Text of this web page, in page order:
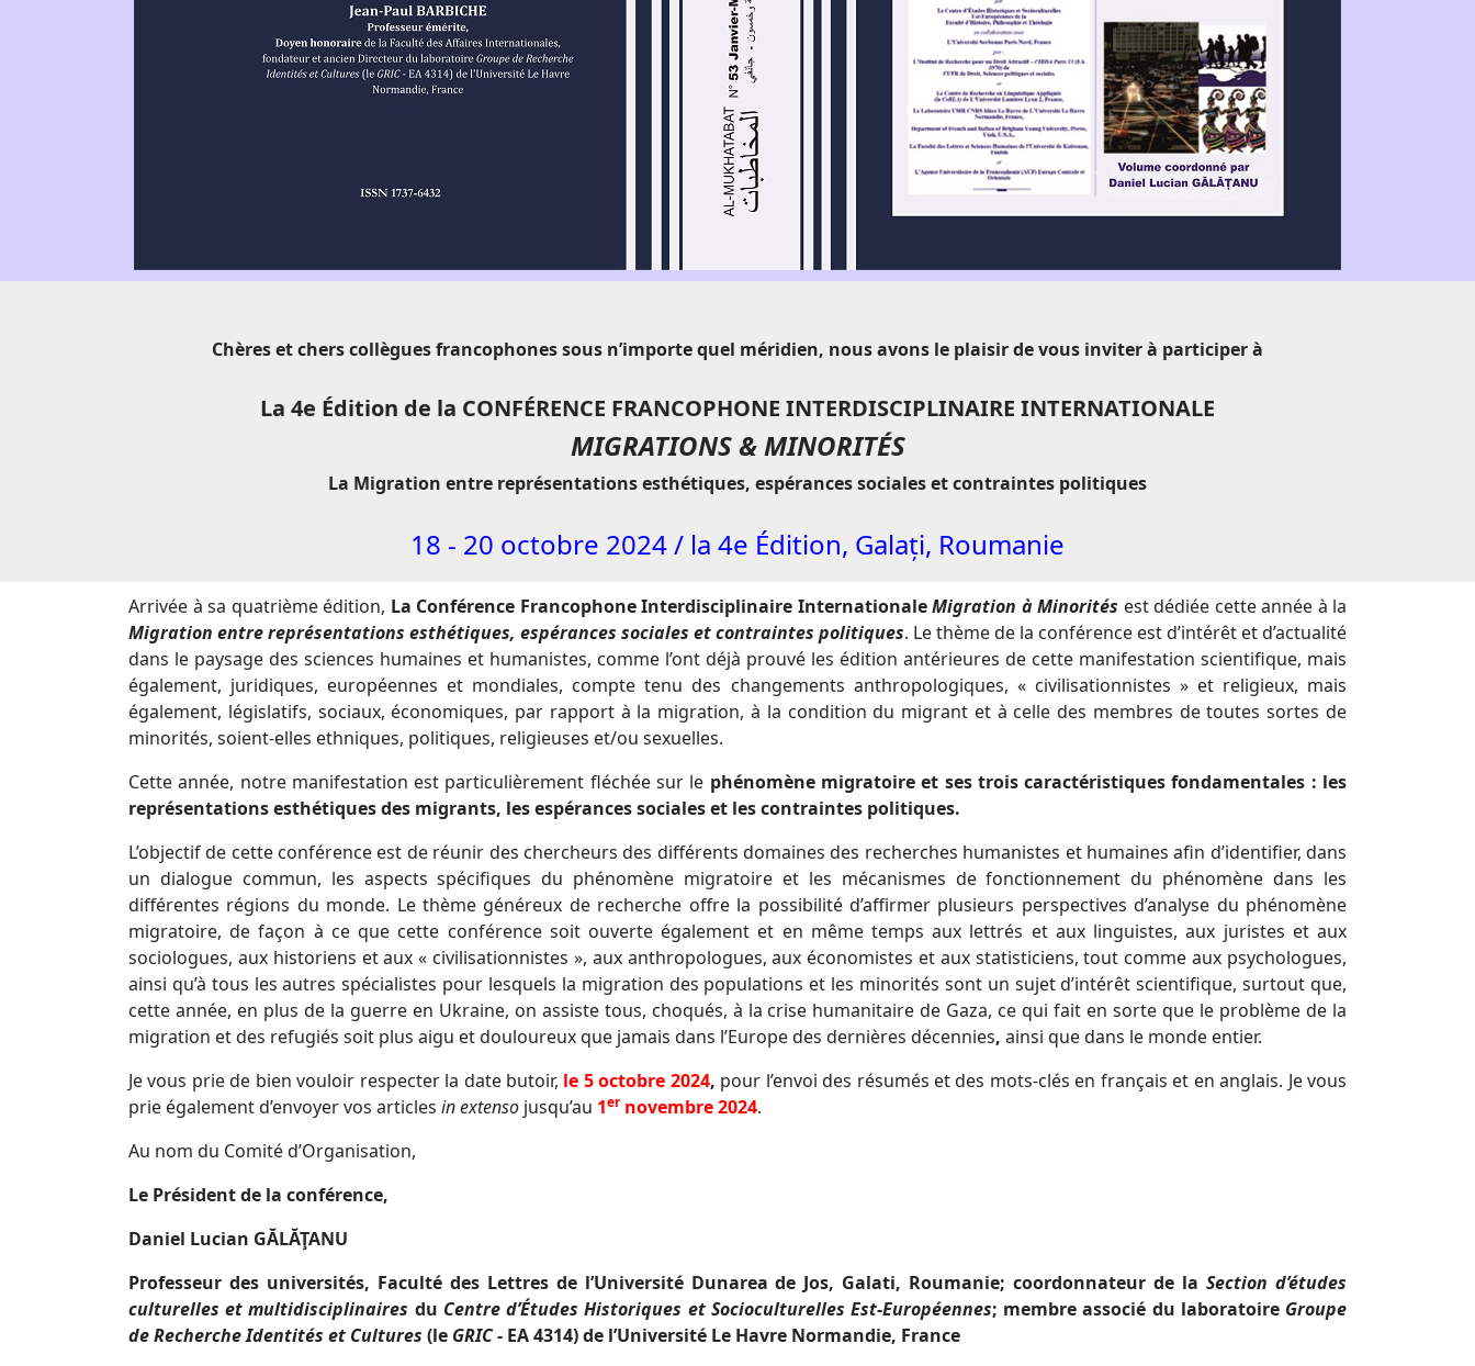
Chères et chers collègues francophones sous n’importe quel méridien, nous avons le plaisir de vous inviter à participer à
La 4e Édition de la CONFÉRENCE FRANCOPHONE INTERDISCIPLINAIRE INTERNATIONALE
MIGRATIONS & MINORITÉS
La Migration entre représentations esthétiques, espérances sociales et contraintes politiques
18 - 20 octobre 2024 / la 4e Édition, Galați, Roumanie
Arrivée à sa quatrième édition, La Conférence Francophone Interdisciplinaire InternationaleMigration à Minorités est dédiée cette année à la
Migration entre représentations esthétiques, espérances sociales et contraintes politiques. Le thème de la conférence est d’intérêt et d’actualité
dans le paysage des sciences humaines et humanistes, comme l’ont déjà prouvé les édition antérieures de cette manifestation scientifique, mais
également, juridiques, européennes et mondiales, compte tenu des changements anthropologiques, « civilisationnistes » et religieux, mais
également, législatifs, sociaux, économiques, par rapport à la migration, à la condition du migrant et à celle des membres de toutes sortes de
minorités, soient-elles ethniques, politiques, religieuses et/ou sexuelles.
Cette année, notre manifestation est particulièrement fléchée sur le phénomène migratoire et ses trois caractéristiques fondamentales : les
représentations esthétiques des migrants, les espérances sociales et les contraintes politiques.
L’objectif de cette conférence est de réunir des chercheurs des différents domaines des recherches humanistes et humaines afin d’identifier, dans
un dialogue commun, les aspects spécifiques du phénomène migratoire et les mécanismes de fonctionnement du phénomène dans les
différentes régions du monde. Le thème généreux de recherche offre la possibilité d’affirmer plusieurs perspectives d’analyse du phénomène
migratoire, de façon à ce que cette conférence soit ouverte également et en même temps aux lettrés et aux linguistes, aux juristes et aux
sociologues, aux historiens et aux « civilisationnistes », aux anthropologues, aux économistes et aux statisticiens, tout comme aux psychologues,
ainsi qu’à tous les autres spécialistes pour lesquels la migration des populations et les minorités sont un sujet d’intérêt scientifique, surtout que,
cette année, en plus de la guerre en Ukraine, on assiste tous, choqués, à la crise humanitaire de Gaza, ce qui fait en sorte que le problème de la
migration et des refugiés soit plus aigu et douloureux que jamais dans l’Europe des dernières décennies, ainsi que dans le monde entier.
Je vous prie de bien vouloir respecter la date butoir, le 5 octobre 2024, pour l’envoi des résumés et des mots-clés en français et en anglais. Je vous
prie également d’envoyer vos articles in extenso jusqu’au 1ernovembre 2024.
Au nom du Comité d’Organisation,
Le Président de la conférence,
Daniel Lucian GĂLĂŢANU
Professeur des universités, Faculté des Lettres de l’Université Dunarea de Jos, Galati, Roumanie; coordonnateur de la Section d’études
culturelles et multidisciplinaires du Centre d’Études Historiques et Socioculturelles Est-Européennes; membre associé du laboratoire Groupe
de Recherche Identités et Cultures (le GRIC- EA 4314) de l’Université Le Havre Normandie, France